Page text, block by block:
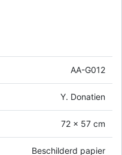
AA-G012
Y. Donatien
72 x 57 cm
Beschilderd papier